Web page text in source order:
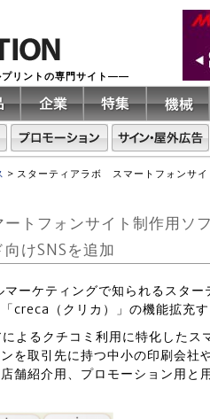
プリントの専門サイト――
> スターティアラボ スマートフォンサ
トフォンサイト制作用ソ
けSNSを追加
マーケティングで知られるスタ
creca（クリカ）」の機能拡充す
よるクチコミ利用に特化したス
を取引先に持つ中小の印刷会社
舗紹介用、プロモーション用と